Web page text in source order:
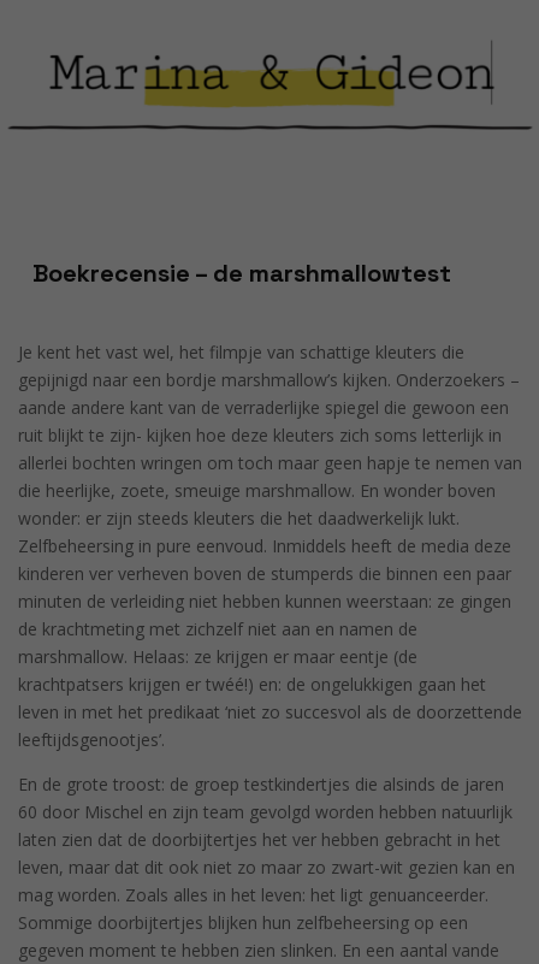
Boekrecensie – de marshmallowtest
Je kent het vast wel, het filmpje van schattige kleuters die
gepijnigd naar een bordje marshmallow’s kijken. Onderzoekers –
aande andere kant van de verraderlijke spiegel die gewoon een
ruit blijkt te zijn- kijken hoe deze kleuters zich soms letterlijk in
allerlei bochten wringen om toch maar geen hapje te nemen van
die heerlijke, zoete, smeuige marshmallow. En wonder boven
wonder: er zijn steeds kleuters die het daadwerkelijk lukt.
Zelfbeheersing in pure eenvoud. Inmiddels heeft de media deze
kinderen ver verheven boven de stumperds die binnen een paar
minuten de verleiding niet hebben kunnen weerstaan: ze gingen
de krachtmeting met zichzelf niet aan en namen de
marshmallow. Helaas: ze krijgen er maar eentje (de
krachtpatsers krijgen er twéé!) en: de ongelukkigen gaan het
leven in met het predikaat ‘niet zo succesvol als de doorzettende
leeftijdsgenootjes’.
En de grote troost: de groep testkindertjes die alsinds de jaren
60 door Mischel en zijn team gevolgd worden hebben natuurlijk
laten zien dat de doorbijtertjes het ver hebben gebracht in het
leven, maar dat dit ook niet zo maar zo zwart-wit gezien kan en
mag worden. Zoals alles in het leven: het ligt genuanceerder.
Sommige doorbijtertjes blijken hun zelfbeheersing op een
gegeven moment te hebben zien slinken. En een aantal vande